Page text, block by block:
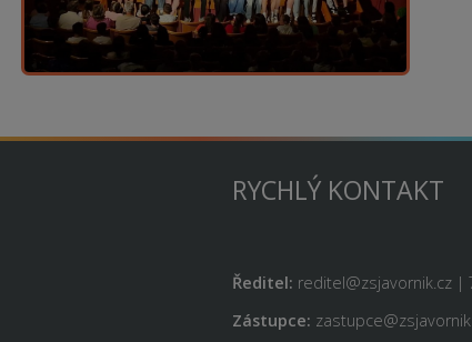
RYCHLÝ KONTAKT
Ředitel: reditel@zsjavornik.cz |
Zástupce: